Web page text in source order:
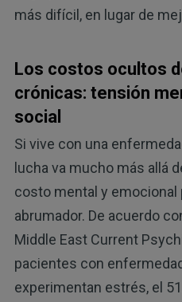
más difícil, en lugar de
Los costos ocultos
crónicas: tensión
social
Si vive con una
lucha va mucho más allá
costo mental y emocional
abrumador. De acuerdo
Middle East Current
pacientes con
experimentan estrés, el